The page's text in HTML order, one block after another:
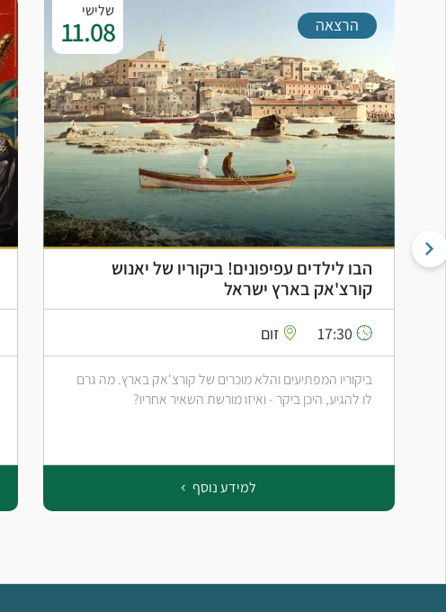
שלישי
11.08 הרצאה
הבו לילדים עפיפונים! ביקוריו של יאנוש
קורצ'אק בארץ ישראל
17:30 זום
ביקוריו המפתיעים והלא מוכרים של קורצ'אק בארץ. מה גרם
לו להגיע, היכן ביקר - ואיזו מורשת השאיר אחריו?
למידע נוסף